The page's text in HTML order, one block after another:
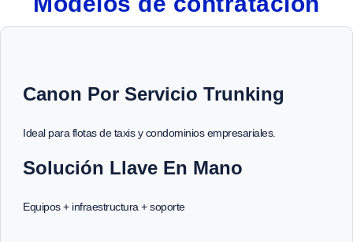
Canon Por Servicio Trunking
Ideal para flotas de taxis y condominios empresariales.
Solución Llave En Mano
Equipos + infraestructura + soporte